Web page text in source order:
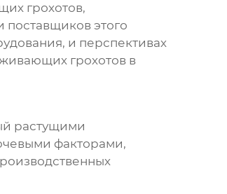
грохотов,
этого
и перспективах
грохотовв
растущими
факторами,